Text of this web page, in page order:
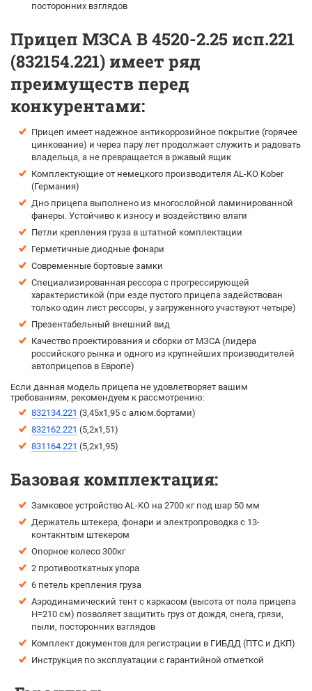
посторонних взглядов
Прицеп МЗСА B 4520-2.25 исп.221
(832154.221) имеет ряд
преимуществ перед
конкурентами:
Прицеп имеет надежное антикоррозийное покрытие (горячее
цинкование) и через пару лет продолжает служить и радовать
владельца, а не превращается в ржавый ящик
Комплектующие от немецкого производителя AL-KO Kober
(Германия)
Дно прицепа выполнено из многослойной ламинированной
фанеры. Устойчиво к износу и воздействию влаги
Петли крепления груза в штатной комплектации
Герметичные диодные фонари
Современные бортовые замки
Специализированная рессора с прогрессирующей
характеристикой (при езде пустого прицепа задействован
только один лист рессоры, у загруженного участвуют четыре)
Презентабельный внешний вид
Качество проектирования и сборки от МЗСА (лидера
российского рынка и одного из крупнейших производителей
автоприцепов в Европе)
Если данная модель прицепа не удовлетворяет вашим
требованиям, рекомендуем к рассмотрению:
832134.221 (3,45х1,95 с алюм.бортами)
832162.221 (5,2х1,51)
831164.221 (5,2х1,95)
Базовая комплектация:
Замковое устройство AL-KO на 2700 кг под шар 50 мм
Держатель штекера, фонари и электропроводка с 13-
контакнтым штекером
Опорное колесо 300кг
2 противооткатных упора
6 петель крепления груза
Аэродинамический тент с каркасом (высота от пола прицепа
H=210 см) позволяет защитить груз от дождя, снега, грязи,
пыли, посторонних взглядов
Комплект документов для регистрации в ГИБДД (ПТС и ДКП)
Инструкция по эксплуатации с гарантийной отметкой